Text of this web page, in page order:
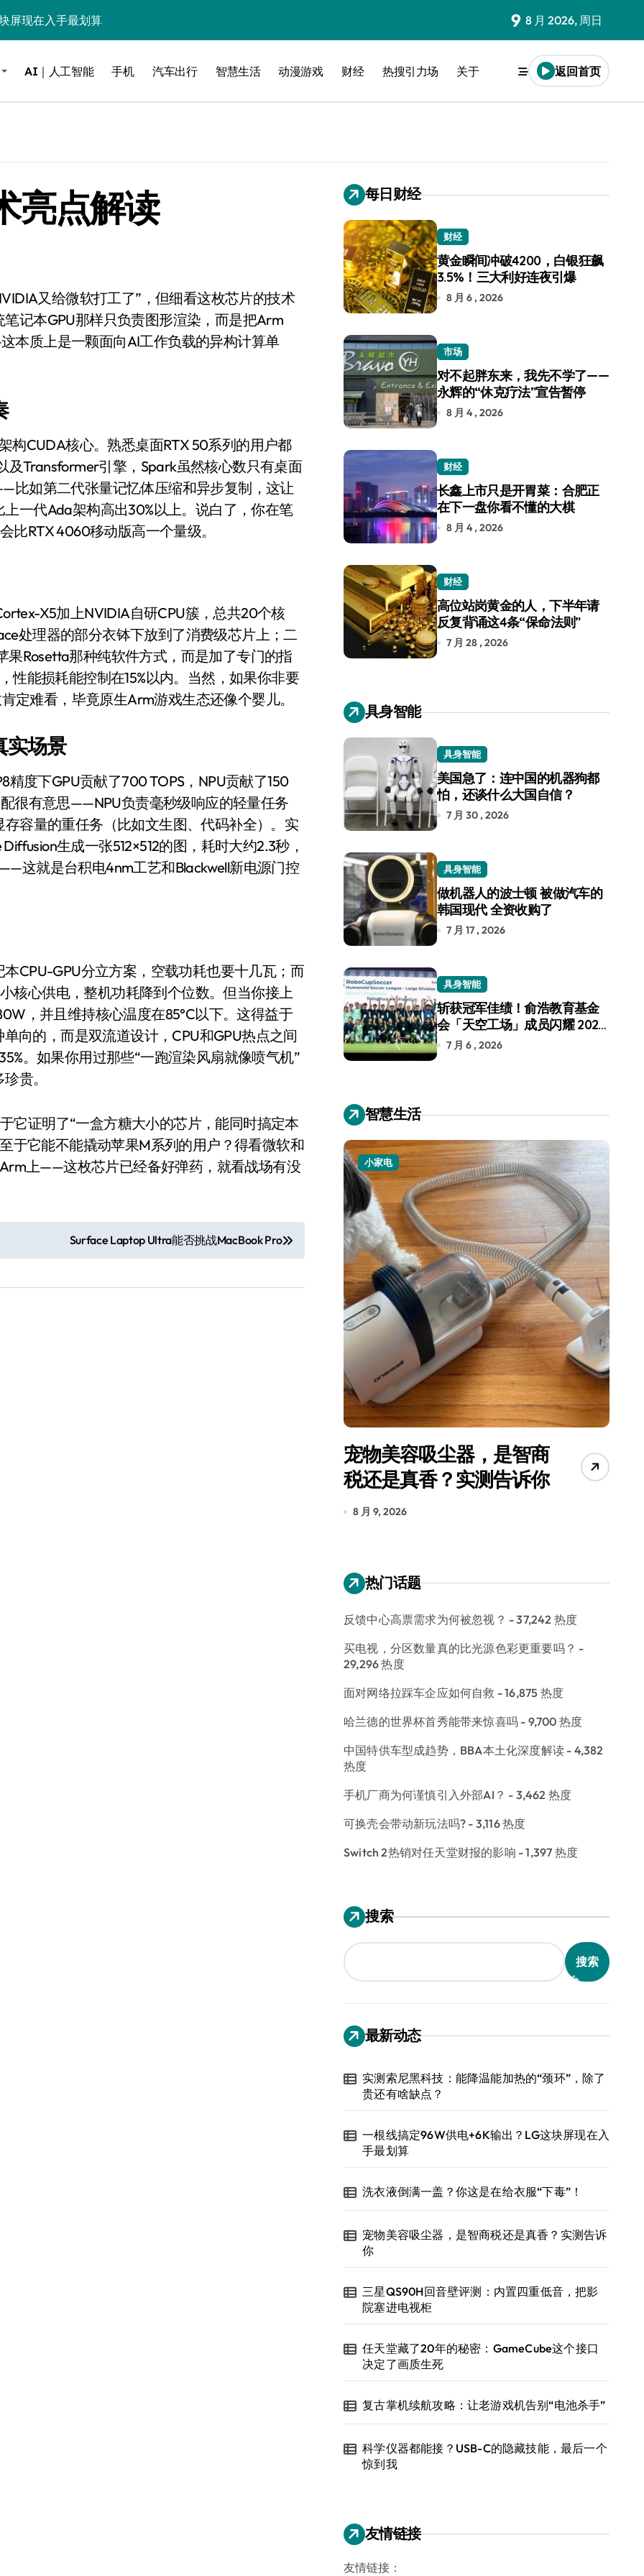
屏现在入手最划算
实测告诉你
，把影院塞进电视柜
池杀手”
最后一个惊到我
还魂”，是妙棋还是昏招？
，极速闪装！
台，技术创新驱动多品类增长
大利好连夜引爆
，但最狠的是那个机械音
、网络瘫了，微软这次真急了
，但鼠标操控才是真·杀手锏？
“垂帘听政”？
配？闪迪这波操作太狠了
技术给了AI
——试驾雷克萨斯ES 500e
亿的债
主机，你领不领？
司机教你3招真·快充
了：车内不是广告屏！
的终极对决
箱，你中招了吗？
”，除了贵还有啥缺点？
9 8 月 2026, 周日
AI｜人工智能 手机 汽车出行 智慧生活 动漫游戏 财经 热搜引力场 关于 返回首页
亮点解读
记本GPU那样只负责图形渲染，而是把Arm
本质上是一颗面向AI工作负载的异构计算单
构CUDA核心。熟悉桌面RTX 50系列的用户都
及Transformer引擎，Spark虽然核心数只有桌面
比如第二代张量记忆体压缩和异步复制，这让
一代Ada架构高出30%以上。说白了，你在笔
比RTX 4060移动版高一个量级。
X5加上NVIDIA自研CPU簇，总共20个核
处理器的部分衣钵下放到了消费级芯片上；二
Rosetta那种纯软件方式，而是加了专门的指
能损耗能控制在15%以内。当然，如果你非要
定难看，毕竟原生Arm游戏生态还像个婴儿。
实场景
度下GPU贡献了700 TOPS，NPU贡献了150
很有意思——NPU负责毫秒级响应的轻量任务
存容量的重任务（比如文生图、代码补全）。实
生成一张512×512的图，耗时大约2.3秒，
这就是台积电4nm工艺和Blackwell新电源门控
CPU-GPU分立方案，空载功耗也要十几瓦；而
核心供电，整机功耗降到个位数。但当你接上
，并且维持核心温度在85°C以下。这得益于
向的，而是双流道设计，CPU和GPU热点之间
。如果你用过那些“一跑渲染风扇就像喷气机”
贵。
它证明了“一盒方糖大小的芯片，能同时搞定本
于它能不能撬动苹果M系列的用户？得看微软和
上——这枚芯片已经备好弹药，就看战场有没
Surface Laptop Ultra能否挑战MacBook Pro
每日财经
财经
黄金瞬间冲破4200，白银狂飙
3.5%！三大利好连夜引爆
8 月 6 , 2026
市场
对不起胖东来，我先不学了——
永辉的“休克疗法”宣告暂停
8 月 4 , 2026
财经
长鑫上市只是开胃菜：合肥正
在下一盘你看不懂的大棋
8 月 4 , 2026
财经
高位站岗黄金的人，下半年请
反复背诵这4条“保命法则”
7 月 28 , 2026
具身智能
具身智能
美国急了：连中国的机器狗都
怕，还谈什么大国自信？
7 月 30 , 2026
具身智能
做机器人的波士顿 被做汽车的
韩国现代 全资收购了
7 月 17 , 2026
具身智能
斩获冠军佳绩！俞浩教育基金
会「天空工场」成员闪耀 2026
RoboCup 机器人世界杯
7 月 6 , 2026
智慧生活
洗衣机 小家电
宠物美容吸尘器，是智商
税还是真香？实测告诉你
8 月 9, 2026
热门话题
反馈中心高票需求为何被忽视？ - 37,242 热度
买电视，分区数量真的比光源色彩更重要吗？ -
29,296 热度
面对网络拉踩车企应如何自救 - 16,875 热度
哈兰德的世界杯首秀能带来惊喜吗 - 9,700 热度
中国特供车型成趋势，BBA本土化深度解读 - 4,382
热度
手机厂商为何谨慎引入外部AI？ - 3,462 热度
可换壳会带动新玩法吗? - 3,116 热度
Switch 2热销对任天堂财报的影响 - 1,397 热度
搜索
搜索
最新动态
实测索尼黑科技：能降温能加热的“颈环”，除了
贵还有啥缺点？
一根线搞定96W供电+6K输出？LG这块屏现在入
手最划算
洗衣液倒满一盖？你这是在给衣服“下毒”！
宠物美容吸尘器，是智商税还是真香？实测告诉
你
三星QS90H回音壁评测：内置四重低音，把影
院塞进电视柜
任天堂藏了20年的秘密：GameCube这个接口
决定了画质生死
复古掌机续航攻略：让老游戏机告别“电池杀手”
科学仪器都能接？USB-C的隐藏技能，最后一个
惊到我
友情链接
友情链接：